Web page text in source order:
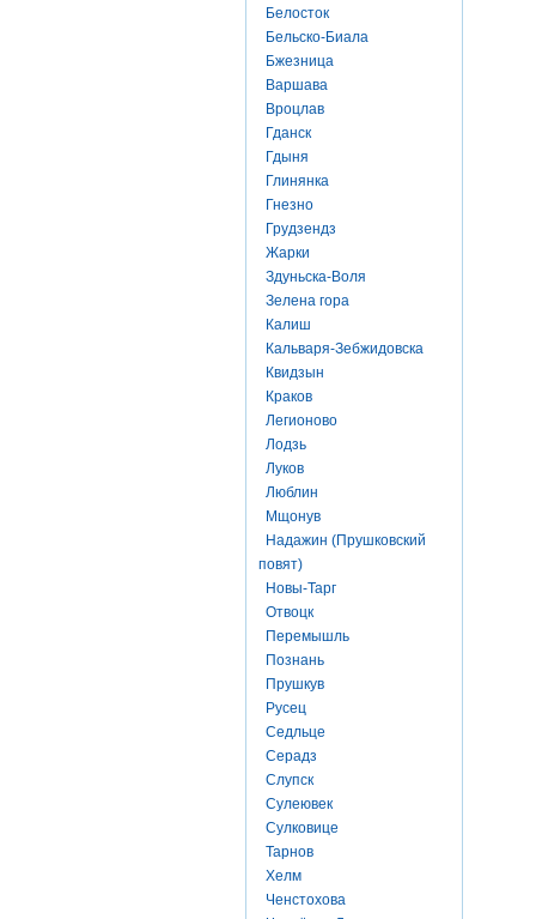
Белосток
Бельско-Биала
Бжезница
Варшава
Вроцлав
Гданск
Гдыня
Глинянка
Гнезно
Грудзендз
Жарки
Здуньска-Воля
Зелена гора
Калиш
Кальваря-Зебжидовска
Квидзын
Краков
Легионово
Лодзь
Луков
Люблин
Мщонув
Надажин (Прушковский
повят)
Новы-Тарг
Отвоцк
Перемышль
Познань
Прушкув
Русец
Седльце
Серадз
Слупск
Сулеювек
Сулковице
Тарнов
Хелм
Ченстохова